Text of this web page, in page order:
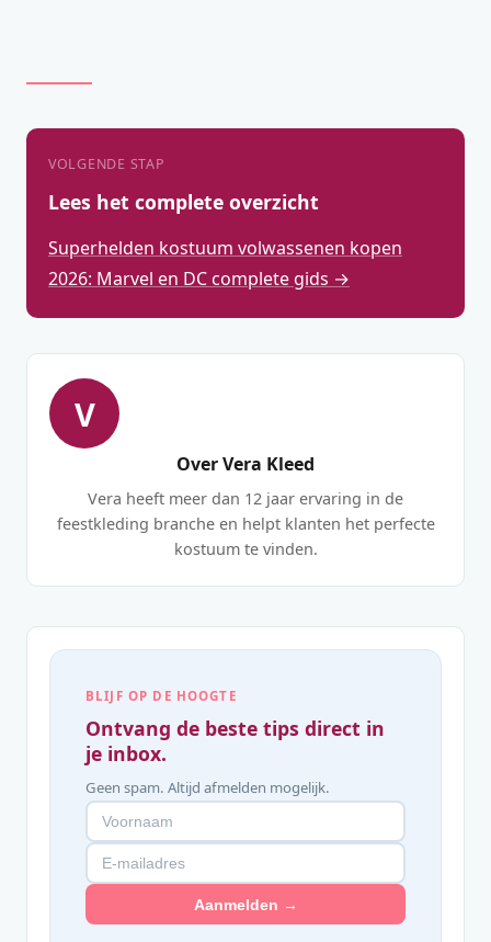
VOLGENDE STAP
Lees het complete overzicht
Superhelden kostuum volwassenen kopen
2026: Marvel en DC complete gids →
V
Over Vera Kleed
Vera heeft meer dan 12 jaar ervaring in de
feestkleding branche en helpt klanten het perfecte
kostuum te vinden.
BLIJF OP DE HOOGTE
Ontvang de beste tips direct in
je inbox.
Geen spam. Altijd afmelden mogelijk.
Aanmelden →